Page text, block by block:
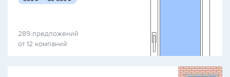
289 предложений
от 12 компаний